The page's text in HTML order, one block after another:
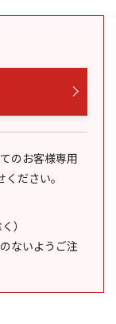
のお客様専用
ださい。
）
ないようご注